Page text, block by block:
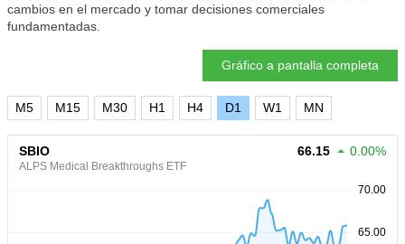
cambios en el mercado y tomar decisiones comerciales
fundamentadas.
Gráfico a pantalla completa
M5 M15 M30 H1 H4 D1 W1 MN
SBIO
ALPS Medical Breakthroughs ETF
66.15 0.00%